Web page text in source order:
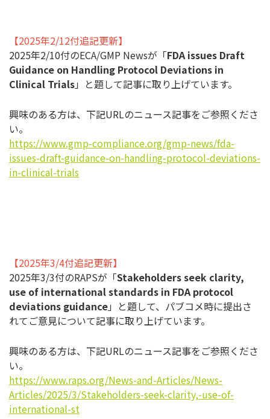
【2025年2/12付追記更新】
2025年2/10付のECA/GMP Newsが「FDA issues Draft
Guidance on Handling Protocol Deviations in
Clinical Trials」と題して記事に取り上げています。
興味のある方は、下記URLのニュース記事をご参照くださ
い。
https://www.gmp-compliance.org/gmp-news/fda-
issues-draft-guidance-on-handling-protocol-deviations-
in-clinical-trials
【2025年3/4付追記更新】
2025年3/3付のRAPSが「Stakeholders seek clarity,
use of international standards in FDA protocol
deviations guidance」と題して、パブコメ時に提出さ
れてご意見について記事に取り上げています。
興味のある方は、下記URLのニュース記事をご参照くださ
い。
https://www.raps.org/News-and-Articles/News-
Articles/2025/3/Stakeholders-seek-clarity,-use-of-
international-st